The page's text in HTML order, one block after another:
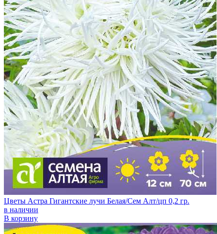
Цветы Астра Гигантские лучи Белая/Сем Алт/цп 0,2 гр.
в наличии
В корзину